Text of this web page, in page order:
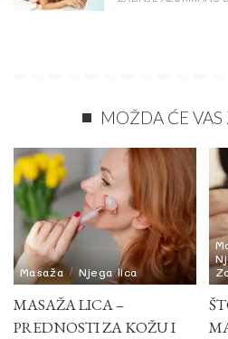
MOŽDA ĆE
Masaža Njega lica
MASAŽA LICA –
PREDNOSTI ZA KOŽU I